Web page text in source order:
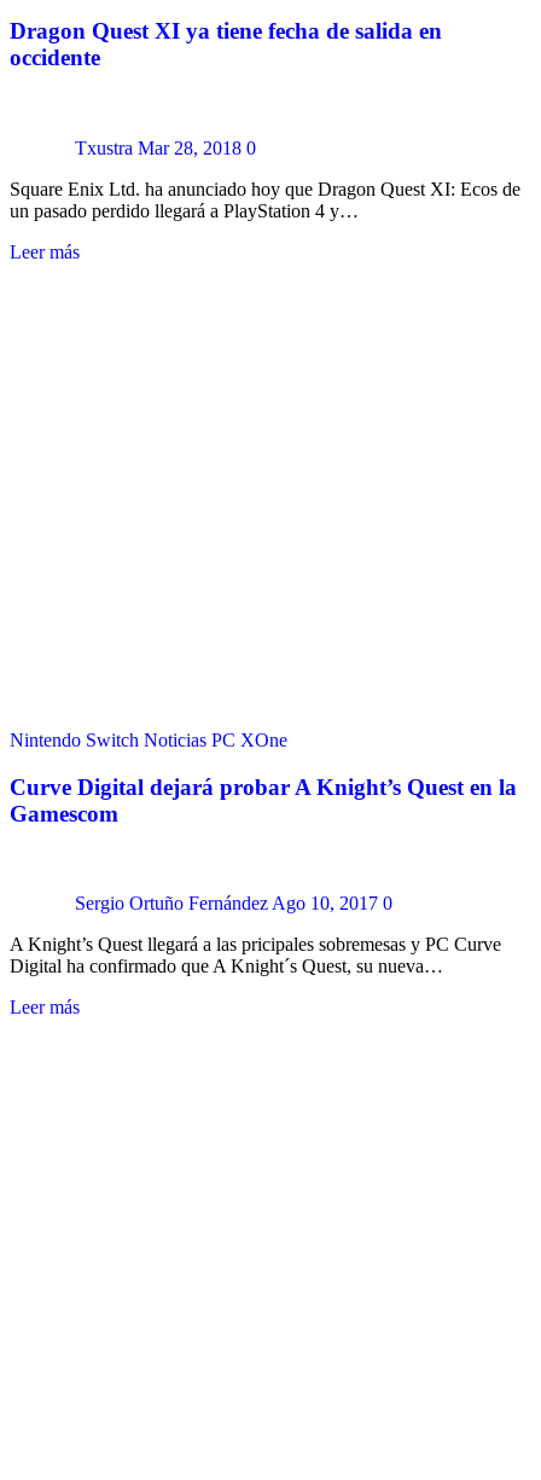
Dragon Quest XI ya tiene fecha de salida en
occidente
Txustra Mar 28, 2018 0
Square Enix Ltd. ha anunciado hoy que Dragon Quest XI: Ecos de
un pasado perdido llegará a PlayStation 4 y…
Leer más
Nintendo Switch Noticias PC XOne
Curve Digital dejará probar A Knight’s Quest en la
Gamescom
Sergio Ortuño Fernández Ago 10, 2017 0
A Knight’s Quest llegará a las pricipales sobremesas y PC Curve
Digital ha confirmado que A Knight´s Quest, su nueva…
Leer más